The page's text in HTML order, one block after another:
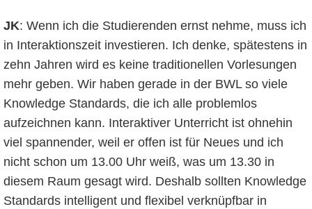
JK: Wenn ich die Studierenden ernst nehme, muss ich
in Interaktionszeit investieren. Ich denke, spätestens in
zehn Jahren wird es keine traditionellen Vorlesungen
mehr geben. Wir haben gerade in der BWL so viele
Knowledge Standards, die ich alle problemlos
aufzeichnen kann. Interaktiver Unterricht ist ohnehin
viel spannender, weil er offen ist für Neues und ich
nicht schon um 13.00 Uhr weiß, was um 13.30 in
diesem Raum gesagt wird. Deshalb sollten Knowledge
Standards intelligent und flexibel verknüpfbar in